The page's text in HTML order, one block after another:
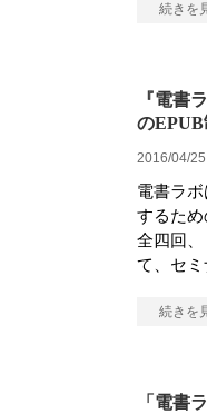
続きを
『電書
の
2016/04/25 |
電書ラ
するた
全四回
て、セ
続きを
「電書